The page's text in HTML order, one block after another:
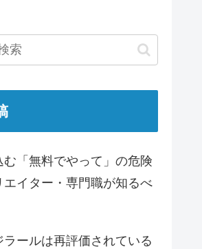
「無料でやって」の危険
エイター・専門職が知るべ
ラールは再評価されている